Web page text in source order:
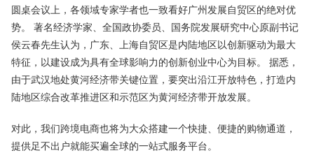
圆桌会议上，各领域专家学者也一致看好广州发展自贸区的绝对优
势。 著名经济学家、全国政协委员、国务院发展研究中心原副书记
侯云春先生认为，广东、上海自贸区是内陆地区以创新驱动为最大
特征，以建设成为具有全球影响力的创新创业中心为目标。 据悉，
由于武汉地处黄河经济带关键位置，要突出沿江开放特色，打造内
陆地区综合改革推进区和示范区为黄河经济带开放发展。
对此，我们跨境电商也将为大众搭建一个快捷、便捷的购物通道，
提供足不出户就能买遍全球的一站式服务平台。